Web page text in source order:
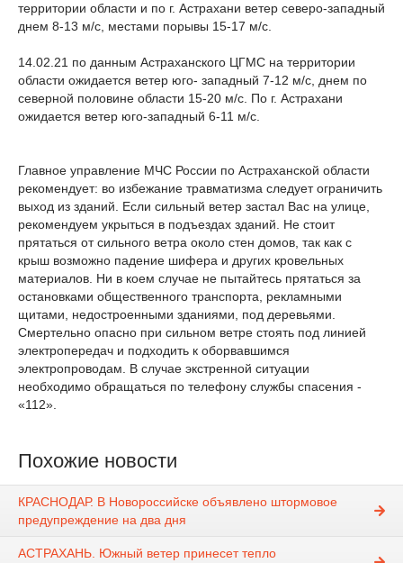
территории области и по г. Астрахани ветер северо-западный
днем 8-13 м/с, местами порывы 15-17 м/с.
14.02.21 по данным Астраханского ЦГМС на территории
области ожидается ветер юго- западный 7-12 м/с, днем по
северной половине области 15-20 м/с. По г. Астрахани
ожидается ветер юго-западный 6-11 м/с.
Главное управление МЧС России по Астраханской области
рекомендует: во избежание травматизма следует ограничить
выход из зданий. Если сильный ветер застал Вас на улице,
рекомендуем укрыться в подъездах зданий. Не стоит
прятаться от сильного ветра около стен домов, так как с
крыш возможно падение шифера и других кровельных
материалов. Ни в коем случае не пытайтесь прятаться за
остановками общественного транспорта, рекламными
щитами, недостроенными зданиями, под деревьями.
Смертельно опасно при сильном ветре стоять под линией
электропередач и подходить к оборвавшимся
электропроводам. В случае экстренной ситуации
необходимо обращаться по телефону службы спасения -
«112».
Похожие новости
КРАСНОДАР. В Новороссийске объявлено штормовое
предупреждение на два дня
АСТРАХАНЬ. Южный ветер принесет тепло